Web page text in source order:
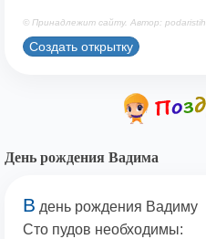
© Принадлежит сайту. Автор: podaristih
Создать открытку
День рождения Вадима
В день рождения Вадиму
Сто пудов необходимы: